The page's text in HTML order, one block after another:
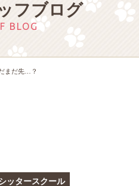
フブログ
BLOG
まだ先…？
ッタースクール